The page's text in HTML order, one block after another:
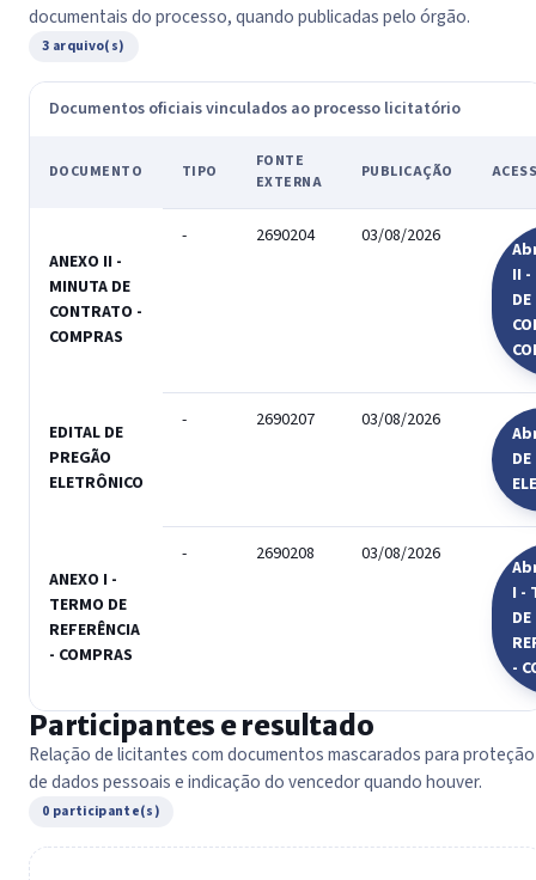
documentais do processo, quando publicadas pelo órgão.
3 arquivo(s)
Documentos oficiais vinculados ao processo licitatório
DOCUMENTO TIPO
FONTE
EXTERNA
PUBLICAÇÃO
ANEXO II -
MINUTA DE
CONTRATO -
COMPRAS
- 2690204 03/08/2026
II -
DE
EDITAL DE
PREGÃO
ELETRÔNICO
- 2690207 03/08/2026
ANEXO I -
TERMO DE
REFERÊNCIA
- COMPRAS
- 2690208 03/08/2026
I -
DE
-
Participantes e resultado
Relação de licitantes com documentos mascarados para proteção
de dados pessoais e indicação do vencedor quando houver.
0 participante(s)